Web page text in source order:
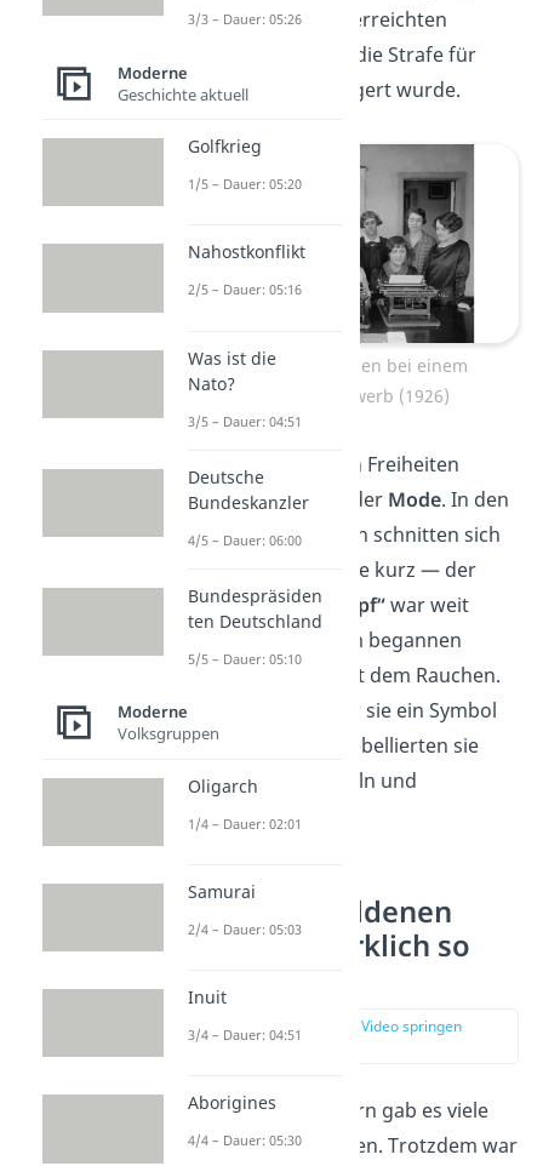
Erfolge erzielen. Sie erreichten
beispielsweise, dass die Strafe für
Abtreibungen verringert wurde.
Junge Arbeiterinnen bei einem
Schreibwettbewerb (1926)
Die neu gewonnenen Freiheiten
zeigten sich auch in der Mode. In den
Goldenen Zwanzigern schnitten sich
viele Frauen die Haare kurz — der
sogenannte„Bubikopf“war weit
verbreitet. Außerdem begannen
zahlreiche Frauen mit dem Rauchen.
Die
war für sie ein Symbol
der Freiheit. Damit rebellierten sie
gegen die alten Regeln und
Traditionen.
Waren die Goldenen
Zwanziger wirklich so
zur Stelle im Video springen
(04:16)
In den Goldenen 20ern gab es viele
positive Entwicklungen. Trotzdem war
3/3 – Dauer: 05:26
Moderne
Geschichte aktuell
Golfkrieg
1/5 – Dauer: 05:20
Nahostkonflikt
2/5 – Dauer: 05:16
Was ist die
Nato?
3/5 – Dauer: 04:51
Deutsche
Bundeskanzler
4/5 – Dauer: 06:00
Bundespräsiden
ten Deutschland
5/5 – Dauer: 05:10
Moderne
Volksgruppen
Oligarch
1/4 – Dauer: 02:01
Samurai
2/4 – Dauer: 05:03
Inuit
3/4 – Dauer: 04:51
Aborigines
4/4 – Dauer: 05:30